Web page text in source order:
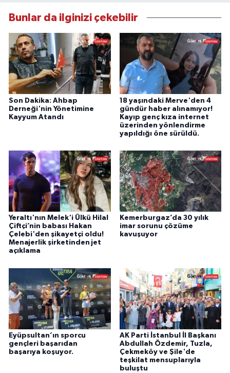
Bunlar da ilginizi çekebilir
Son Dakika: Ahbap
Derneği'nin Yönetimine
Kayyum Atandı
18 yaşındaki Merve'den 4
gündür haber alınamıyor!
Kayıp genç kıza internet
üzerinden yönlendirme
yapıldığı öne sürüldü.
Yeraltı'nın Melek'i Ülkü Hilal
Çiftçi’nin babası Hakan
Çelebi'den şikayetçi oldu!
Menajerlik şirketinden jet
açıklama
Kemerburgaz’da 30 yılık
imar sorunu çözüme
kavuşuyor
Eyüpsultan’ın sporcu
gençleri başarıdan
başarıya koşuyor.
AK Parti İstanbul İl Başkanı
Abdullah Özdemir, Tuzla,
Çekmeköy ve Şile'de
teşkilat mensuplarıyla
buluştu